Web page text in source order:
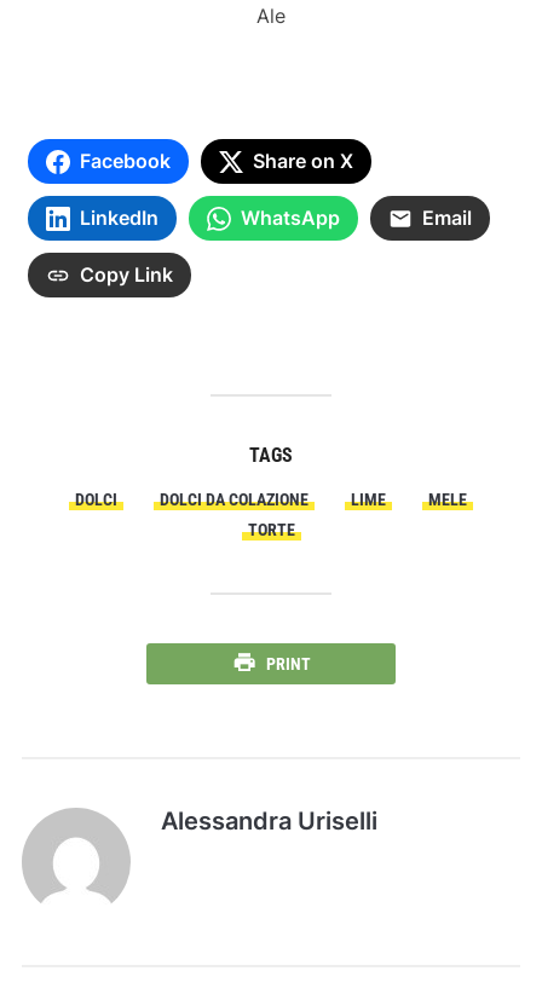
Ale
Facebook Share on X
LinkedIn WhatsApp Email
Copy Link
TAGS
DOLCI DOLCI DA COLAZIONE LIME
MELE
TORTE
PRINT
Alessandra Uriselli